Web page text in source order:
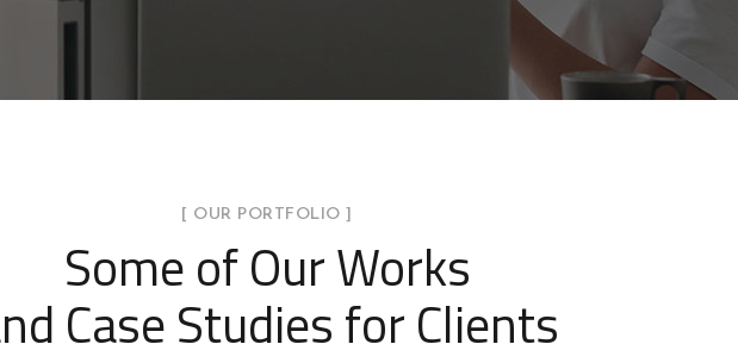
[ OUR PORTFOLIO ]
Some of Our Works
Case Studies for Clients